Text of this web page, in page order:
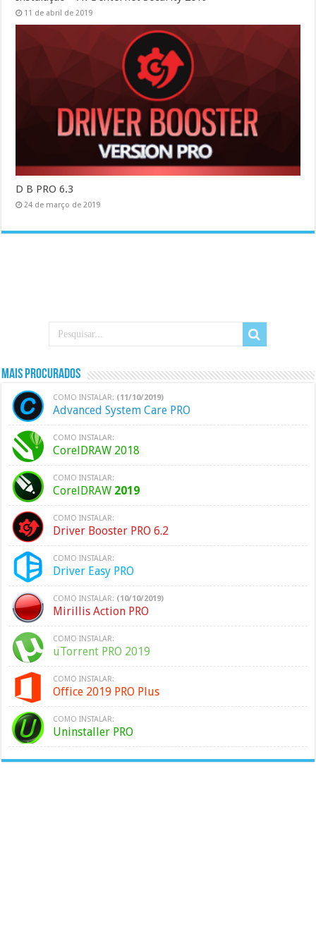
11 de abril de 2019
D B PRO 6.3
24 de março de 2019
Mais Procurados
COMO INSTALAR: (11/10/2019)
Advanced System Care PRO
COMO INSTALAR:
CorelDRAW 2018
COMO INSTALAR:
CorelDRAW 2019
COMO INSTALAR:
Driver Booster PRO 6.2
COMO INSTALAR:
Driver Easy PRO
COMO INSTALAR: (10/10/2019)
Mirillis Action PRO
COMO INSTALAR:
uTorrent PRO 2019
COMO INSTALAR:
Office 2019 PRO Plus
COMO INSTALAR:
Uninstaller PRO